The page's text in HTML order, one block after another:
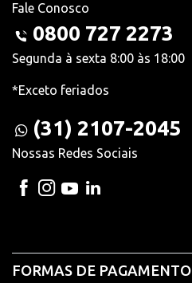
Fale Conosco
0800 727 2273
Segunda à sexta 8:00 às 18:00
*Exceto feriados
(31) 2107-2045
Nossas Redes Sociais
FORMAS DE PAGAMENTO